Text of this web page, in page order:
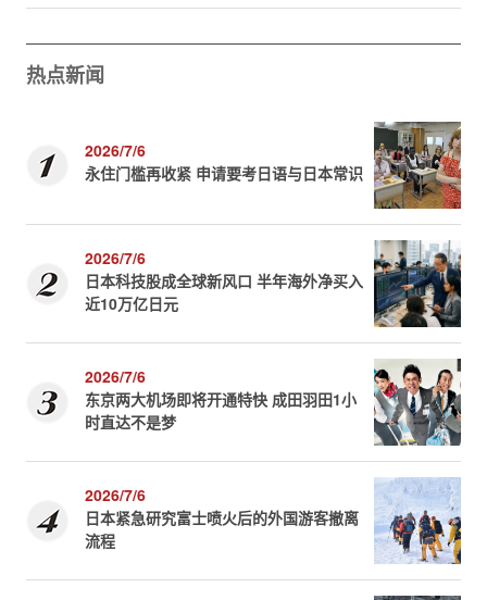
热点新闻
2026/7/6
永住门槛再收紧 申请要考日语与日本常识
2026/7/6
日本科技股成全球新风口 半年海外净买入
近10万亿日元
2026/7/6
东京两大机场即将开通特快 成田羽田1小
时直达不是梦
2026/7/6
日本紧急研究富士喷火后的外国游客撤离
流程